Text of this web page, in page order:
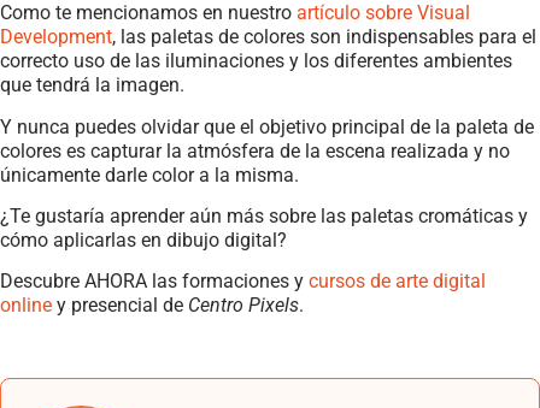
Como te mencionamos en nuestro artículo sobre Visual
Development, las paletas de colores son indispensables para el
correcto uso de las iluminaciones y los diferentes ambientes
que tendrá la imagen.
Y nunca puedes olvidar que el objetivo principal de la paleta de
colores es capturar la atmósfera de la escena realizada y no
únicamente darle color a la misma.
¿Te gustaría aprender aún más sobre las paletas cromáticas y
cómo aplicarlas en dibujo digital?
Descubre AHORA las formaciones y cursos de arte digital
online y presencial de Centro Pixels.